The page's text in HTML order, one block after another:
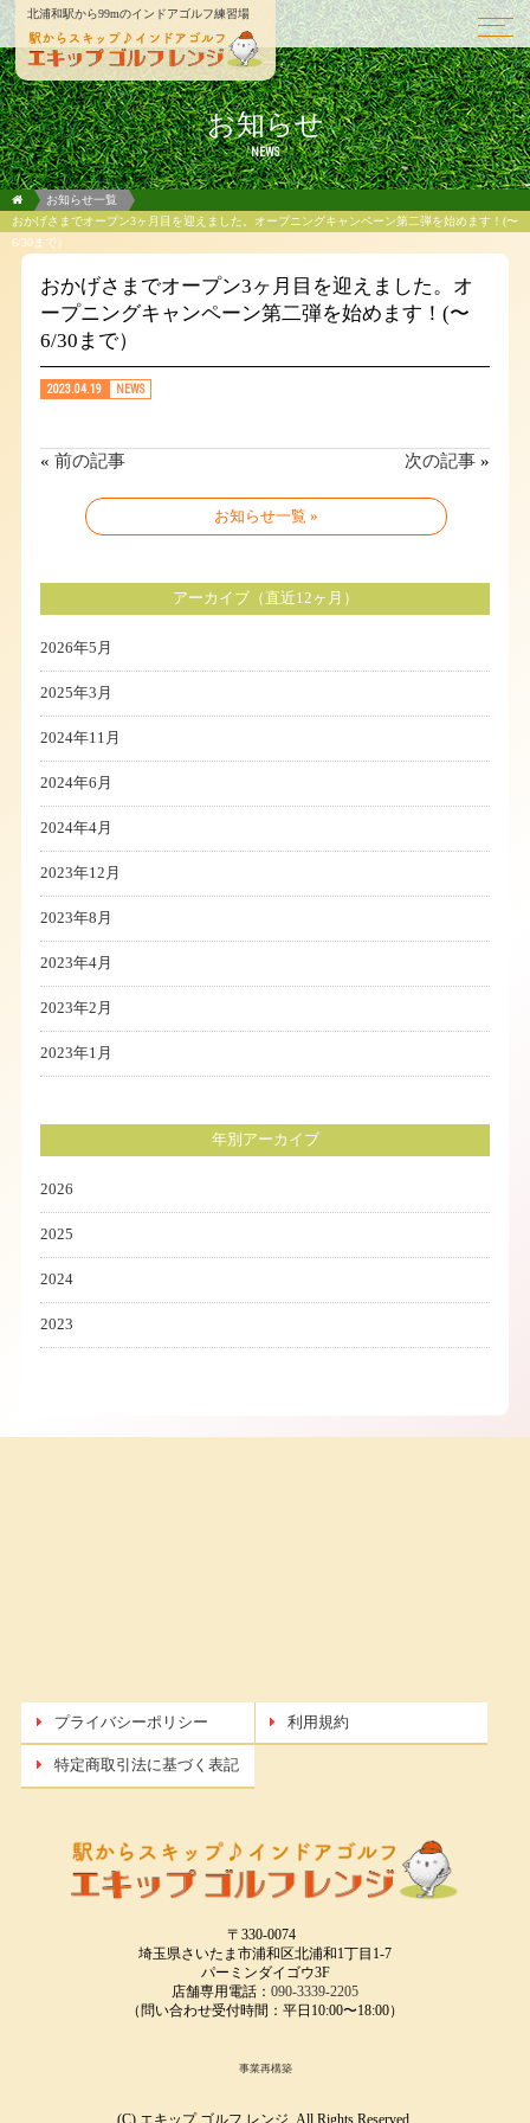
北浦和駅から99mのインドアゴルフ練習場
お知らせ
NEWS
お知らせ一覧
おかげさまでオープン3ヶ月目を迎えました。オープニングキャンペーン第二弾を始めます！(〜
6/30まで）
アーカイブ（直近12ヶ月）
2026年5月
2025年3月
2024年11月
2024年6月
2024年4月
2023年12月
2023年8月
2023年4月
2023年2月
2023年1月
年別アーカイブ
2026
2025
2024
2023
おかげさまでオープン3ヶ月目を迎えました。オ
ープニングキャンペーン第二弾を始めます！(〜
6/30まで）
2023.04.19 NEWS
«前の記事 次の記事»
お知らせ一覧 »
〒330-0074
埼玉県さいたま市浦和区北浦和1丁目1-7
パーミンダイゴウ3F
店舗専用電話： 090-3339-2205
（問い合わせ受付時間：平日10:00〜18:00）
事業再構築
プライバシーポリシー 利用規約
特定商取引法に基づく表記
(C) エキップ ゴルフ レンジ. All Rights Reserved.